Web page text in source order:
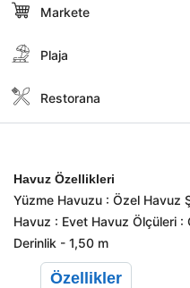
Markete
Plaja
Restorana
Havuz Özellikleri
Yüzme Havuzu : Özel Havuz
Havuz : Evet Havuz Ölçüleri :
Derinlik - 1,50 m
Özellikler